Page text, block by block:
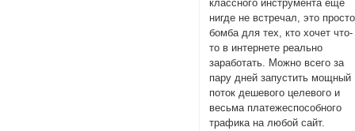
классного инструмента еще
нигде не встречал, это просто
бомба для тех, кто хочет что-
то в интернете реально
заpаботать. Можно всего за
пару дней запустить мощный
поток дeшевого целевого и
весьма платежеспособного
трафика на любой сайт.